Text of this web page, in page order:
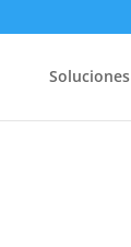
Soluciones